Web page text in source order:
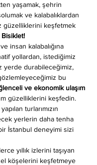
yaşamak, şehrin
ve kalabalıklardan
güzelliklerini keşfetmek
Bisiklet!
insan kalabalığına
yollardan, istediğimiz
yerde durabileceğimiz,
bu
ve ekonomik ulaşım
güzelliklerini keşfedin.
yapılan turlarımızın
yerlerin daha tenha
İstanbul deneyimi sizi
yıllık izlerini taşıyan
köşelerini keşfetmeye